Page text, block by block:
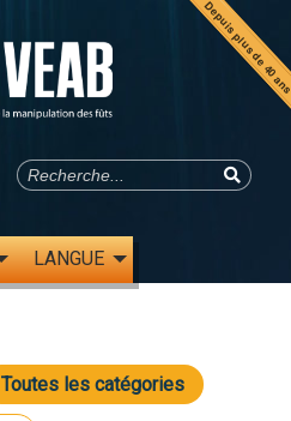
Depuis plus de
LANGUE
Toutes les catégories